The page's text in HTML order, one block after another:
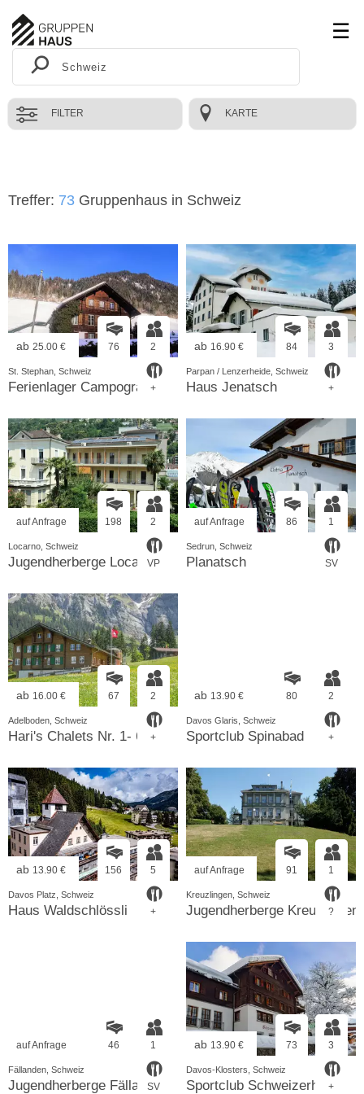
FILTER KARTE
Treffer: 73 Gruppenhaus in Schweiz
ab 25.00 € 76 2
+
St. Stephan, Schweiz
Ferienlager Campogrande
ab 16.90 € 84 3
+
Parpan / Lenzerheide, Schweiz
Haus Jenatsch
auf Anfrage 198 2
VP
Locarno, Schweiz
Jugendherberge Locarno
auf Anfrage 86 1
SV
Sedrun, Schweiz
Planatsch
ab 16.00 € 67 2
+
Adelboden, Schweiz
Hari's Chalets Nr. 1- 6
ab 13.90 € 80 2
+
Davos Glaris, Schweiz
Sportclub Spinabad
ab 13.90 € 156 5
+
Davos Platz, Schweiz
Haus Waldschlössli
auf Anfrage 91 1
?
Kreuzlingen, Schweiz
Jugendherberge Kreuzlingen
auf Anfrage 46 1
SV
Fällanden, Schweiz
Jugendherberge Fällanden
ab 13.90 € 73 3
+
Davos-Klosters, Schweiz
Sportclub Schweizerhaus